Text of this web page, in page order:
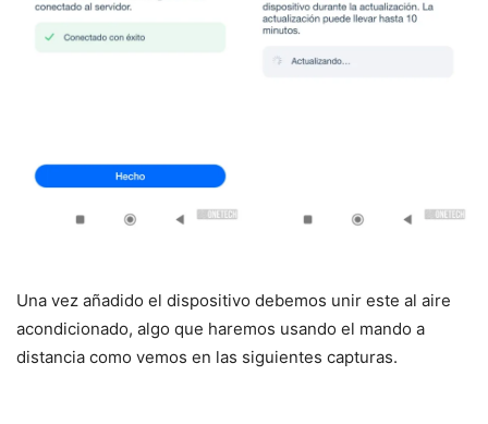
Una vez añadido el dispositivo debemos unir este al aire
acondicionado, algo que haremos usando el mando a
distancia como vemos en las siguientes capturas.